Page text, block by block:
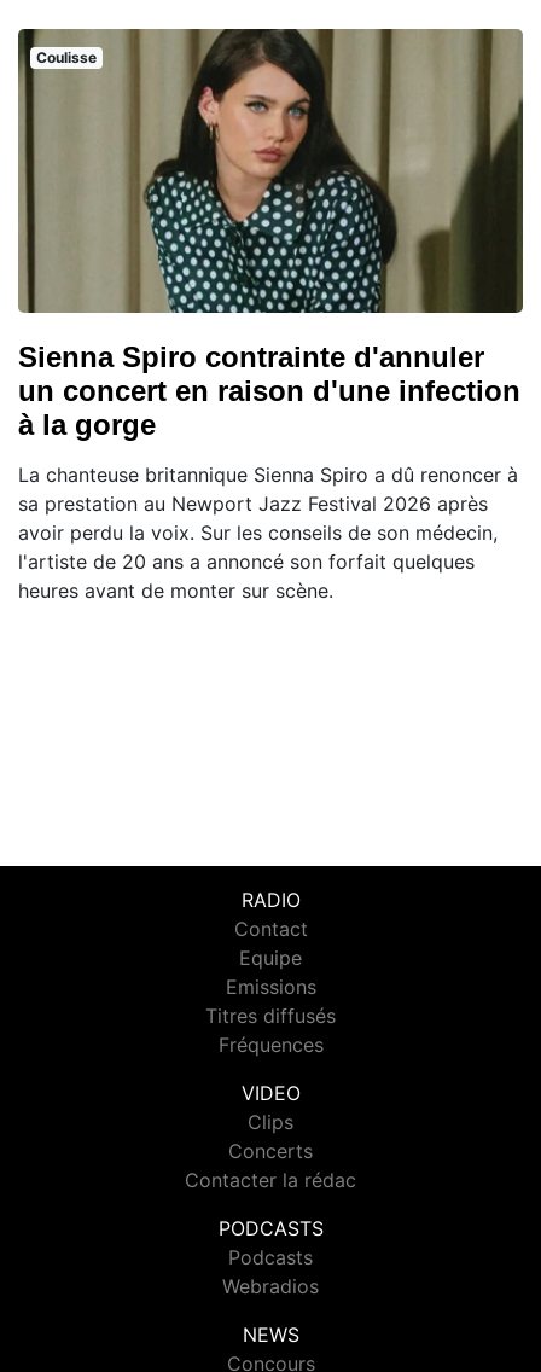
Coulisse
Sienna Spiro contrainte d'annuler
un concert en raison d'une infection
à la gorge
La chanteuse britannique Sienna Spiro a dû renoncer à
sa prestation au Newport Jazz Festival 2026 après
avoir perdu la voix. Sur les conseils de son médecin,
l'artiste de 20 ans a annoncé son forfait quelques
heures avant de monter sur scène.
RADIO
Contact
Equipe
Emissions
Titres diffusés
Fréquences
VIDEO
Clips
Concerts
Contacter la rédac
PODCASTS
Podcasts
Webradios
NEWS
Concours